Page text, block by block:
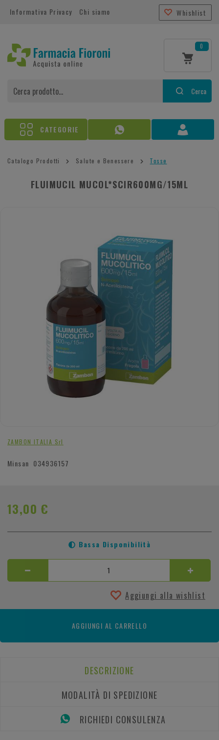
Informativa Privacy Chi siamo Whishlist
0
Cerca
CATEGORIE
Catalogo Prodotti Salute e Benessere Tosse
FLUIMUCIL MUCOL*SCIR600MG/15ML
ZAMBON ITALIA Srl
Minsan 034936157
13,00 €
Bassa Disponibilità
Aggiungi alla wishlist
AGGIUNGI AL CARRELLO
DESCRIZIONE
MODALITÀ DI SPEDIZIONE
RICHIEDI CONSULENZA